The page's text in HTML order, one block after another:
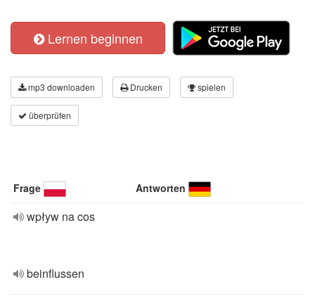
Lernen beginnen
mp3 downloaden Drucken spielen
überprüfen
Frage Antworten
wpływ na cos
beinflussen